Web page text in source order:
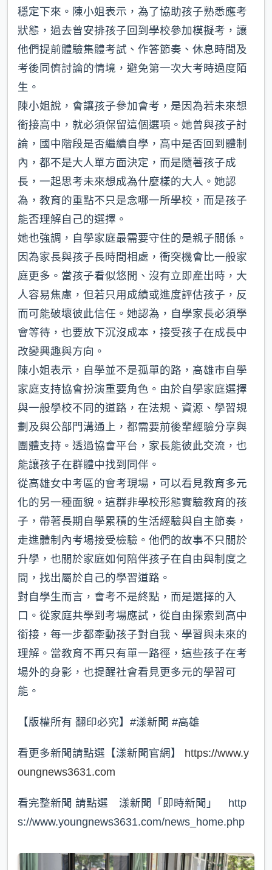
穩定下來。陳小姐表示，為了協助孩子熟悉應考
狀態，過去曾安排孩子回到學校參加模擬考，讓
他們提前體驗集體考試、作答節奏、休息時間及
考後同儕討論的情境，避免第一次大考時過度陌
生。
陳小姐說，會讓孩子參加會考，是因為若未來想
銜接高中，就必須保留這個選項。她曾與孩子討
論，國中階段是否繼續自學，高中是否回到體制
內，都不是大人單方面決定，而是隨著孩子成
長，一起思考未來想成為什麼樣的大人。她認
為，教育的重點不只是念哪一所學校，而是孩子
能否理解自己的選擇。
她也強調，自學家庭最需要守住的是親子關係。
因為家長與孩子長時間相處，衝突機會比一般家
庭更多。當孩子看似悠閒、沒有立即產出時，大
人容易焦慮，但若只用成績或進度評估孩子，反
而可能破壞彼此信任。她認為，自學家長必須學
會等待，也要放下沉沒成本，接受孩子在成長中
改變興趣與方向。
陳小姐表示，自學並不是孤單的路，高雄市自學
家庭支持協會扮演重要角色。由於自學家庭選擇
與一般學校不同的道路，在法規、資源、學習規
劃及與公部門溝通上，都需要前後輩經驗分享與
團體支持。透過協會平台，家長能彼此交流，也
能讓孩子在群體中找到同伴。
從高雄女中考區的會考現場，可以看見教育多元
化的另一種面貌。這群非學校形態實驗教育的孩
子，帶著長期自學累積的生活經驗與自主節奏，
走進體制內考場接受檢驗。他們的故事不只關於
升學，也關於家庭如何陪伴孩子在自由與制度之
間，找出屬於自己的學習道路。
對自學生而言，會考不是終點，而是選擇的入
口。從家庭共學到考場應試，從自由探索到高中
銜接，每一步都牽動孩子對自我、學習與未來的
理解。當教育不再只有單一路徑，這些孩子在考
場外的身影，也提醒社會看見更多元的學習可
能。
【版權所有 翻印必究】#漾新聞 #高雄
看更多新聞請點選【漾新聞官網】 https://www.y
oungnews3631.com
看完整新聞 請點選 漾新聞「即時新聞」 http
s://www.youngnews3631.com/news_home.php